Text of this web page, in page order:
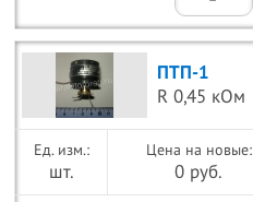
ПТП-1
R 0,45 кОм
шт.
Цена на новые:
0 руб.